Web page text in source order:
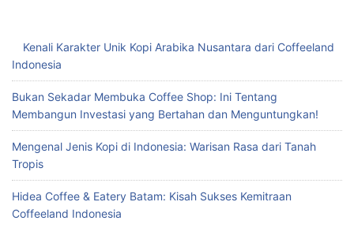
Kenali Karakter Unik Kopi Arabika Nusantara dari Coffeeland
Indonesia
Bukan Sekadar Membuka Coffee Shop: Ini Tentang
Membangun Investasi yang Bertahan dan Menguntungkan!
Mengenal Jenis Kopi di Indonesia: Warisan Rasa dari Tanah
Tropis
Hidea Coffee & Eatery Batam: Kisah Sukses Kemitraan
Coffeeland Indonesia